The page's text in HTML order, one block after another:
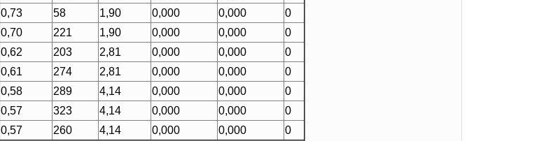
0,73 58 1,90 0,000 0,000
0
0,70 221 1,90 0,000 0,000
0
0,62 203 2,81 0,000 0,000
0
0,61 274 2,81 0,000 0,000
0
0,58 289 4,14 0,000 0,000
0
0,57 323 4,14 0,000 0,000
0
0,57 260 4,14 0,000 0,000 0